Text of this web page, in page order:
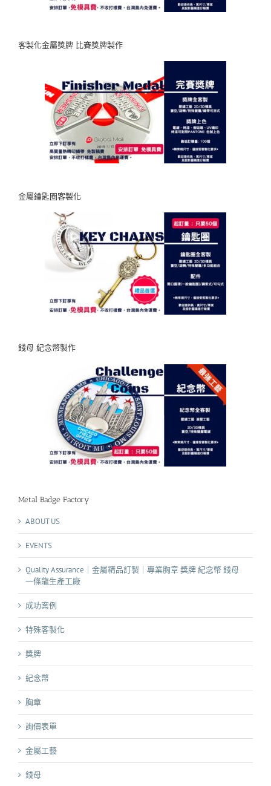
客製化金屬獎牌 比賽獎牌製作
金屬鑰匙圈客製化
錢母 紀念幣製作
Metal Badge Factory
ABOUT US
EVENTS
Quality Assurance｜金屬精品訂製｜專業胸章 獎牌 紀念幣 錢母
一條龍生產工廠
成功案例
特殊客製化
獎牌
紀念幣
胸章
詢價表單
金屬工藝
錢母